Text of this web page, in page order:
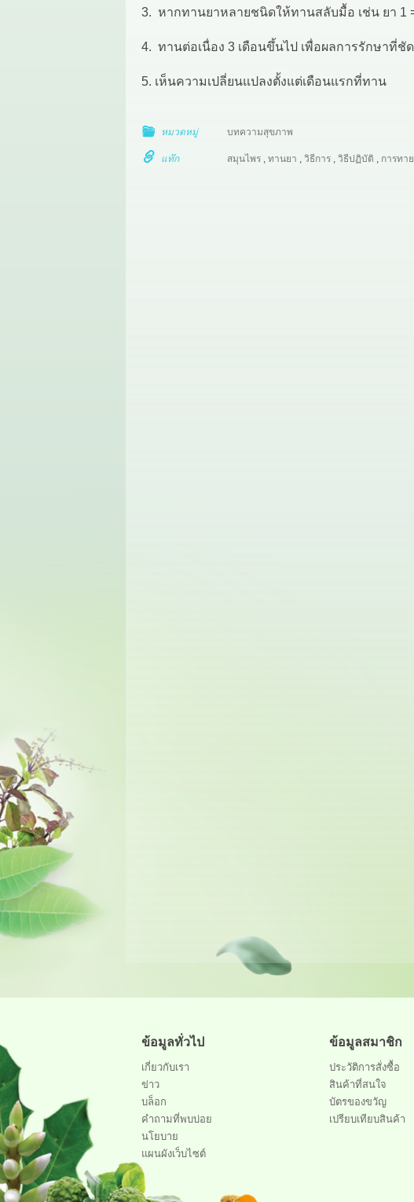
3. หากทานยาหลายชนิดให้ทานสลับมื้อ เช่น ยา 1 =
4. ทานต่อเนื่อง 3 เดือนขึ้นไป เพื่อผลการรักษาที่ชัด
5. เห็นความเปลี่ยนแปลงตั้งแต่เดือนแรกที่ทาน
หมวดหมู่ บทความสุขภาพ
แท๊ก สมุนไพร ,ทานยา ,วิธีการ ,วิธีปฏิบัติ , การทา
ข้อมูลทั่วไป
เกี่ยวกับเรา
ข่าว
บล็อก
คำถามที่พบบ่อย
นโยบาย
แผนผังเว็บไซต์
ข้อมูลสมาชิก
ประวัติการสั่งซื้อ
สินค้าที่สนใจ
บัตรของขวัญ
เปรียบเทียบสินค้า